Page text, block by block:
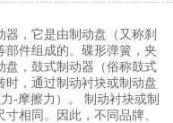
，它是由制动盘（又称刹
部件组成的。碟形弹簧，夹
盘，鼓式制动器（俗称鼓式
时，通过制动衬块或制动盘
-摩擦力）。 制动衬块或制
相同。因此，不同品牌、